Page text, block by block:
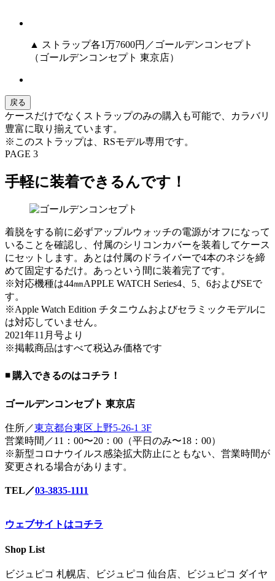
▲ ストラップ各1万7600円／ゴールデンコンセプト
（ゴールデンコンセプト 東京店）
戻る
ケースだけでなくストラップのみの購入も可能で、カラバリ
豊富に取り揃えています。
※このストラップは、RSモデル専用です。
PAGE 3
手軽に装着できるんです！
着脱をする前に必ずアップルウォッチの電源がオフになって
いることを確認し、付属のシリコンカバーを装着してケース
にセットします。あとは付属のドライバーで4本のネジを締
めて固定するだけ。あっという間に装着完了です。
※対応機種は44㎜APPLE WATCH Series4、5、6およびSEで
す。
※Apple Watch Edition チタニウムおよびセラミックモデルに
は対応していません。
2021年11月号より
※掲載商品はすべて税込み価格です
◾️ 購入できるのはコチラ！
ゴールデンコンセプト 東京店
住所／東京都台東区上野5-26-1 3F
営業時間／11：00〜20：00（平日のみ〜18：00）
※新型コロナウイルス感染拡大防止にともない、営業時間が
変更される場合があります。
TEL／03-3835-1111
ウェブサイトはコチラ
Shop List
ビジュピコ 札幌店、ビジュピコ 仙台店、ビジュピコ ダイヤ